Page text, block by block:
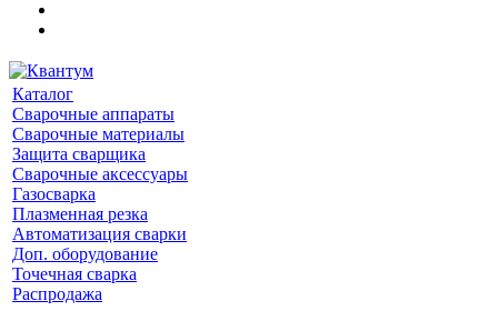
Каталог
Сварочные аппараты
Сварочные материалы
Защита сварщика
Сварочные аксессуары
Газосварка
Плазменная резка
Автоматизация сварки
Доп. оборудование
Точечная сварка
Распродажа